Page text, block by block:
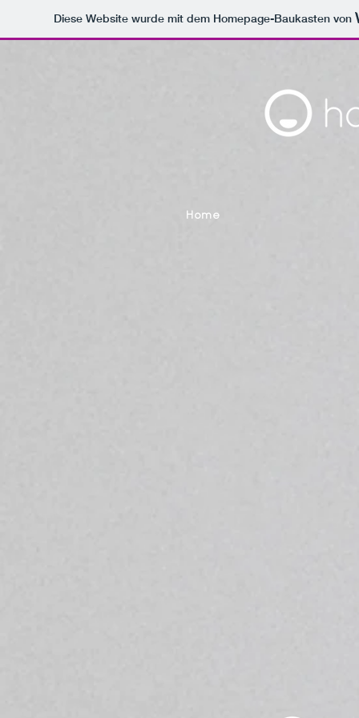
Diese Website wurde mit dem Homepage-Baukasten von
Home